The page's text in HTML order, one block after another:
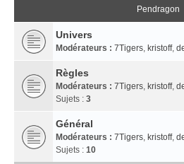
Pendragon
Univers
Modérateurs : 7Tigers, kristoff,
Règles
Modérateurs : 7Tigers, kristoff,
Sujets : 3
Général
Modérateurs : 7Tigers, kristoff,
Sujets : 10